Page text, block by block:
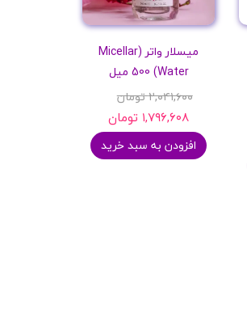
میسلار واتر (Micellar
Water) 500 میل
۲,۰۴۱,۶۰۰ تومان
۱,۷۹۶,۶۰۸ تومان
افزودن به سبد خرید